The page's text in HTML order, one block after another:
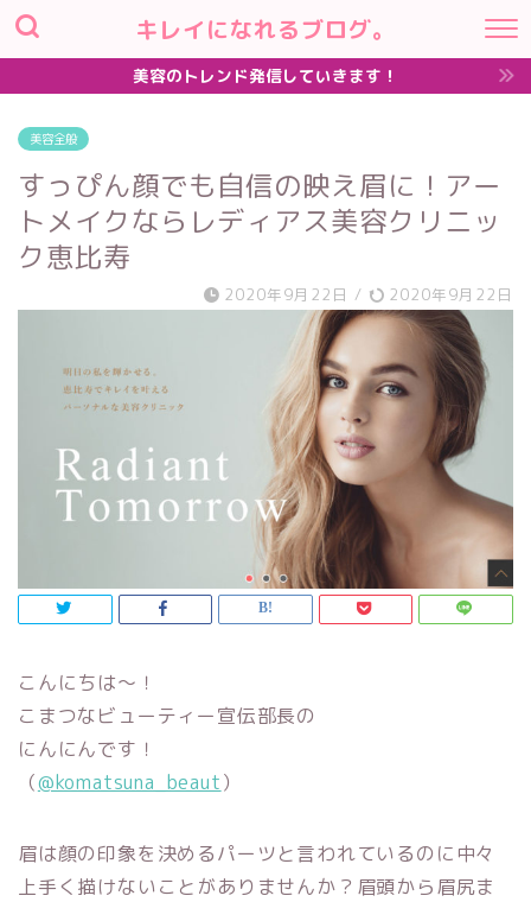
キレイになれるブログ。
美容のトレンド発信していきます！
美容全般
すっぴん顔でも自信の映え眉に！アー
トメイクならレディアス美容クリニッ
ク恵比寿
2020年9月22日 / 2020年9月22日
こんにちは～！
こまつなビューティー宣伝部長の
にんにんです！
（@komatsuna_beaut）
眉は顔の印象を決めるパーツと言われているのに中々
上手く描けないことがありませんか？ 眉頭から眉尻ま